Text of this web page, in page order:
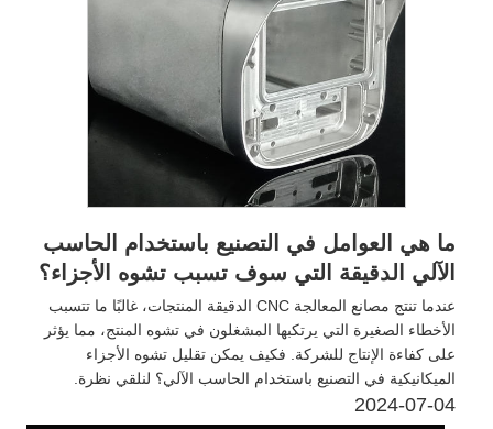
ما هي العوامل في التصنيع باستخدام الحاسب
الآلي الدقيقة التي سوف تسبب تشوه الأجزاء؟
عندما تنتج مصانع المعالجة CNC الدقيقة المنتجات، غالبًا ما تتسبب
الأخطاء الصغيرة التي يرتكبها المشغلون في تشوه المنتج، مما يؤثر
على كفاءة الإنتاج للشركة. فكيف يمكن تقليل تشوه الأجزاء
الميكانيكية في التصنيع باستخدام الحاسب الآلي؟ لنلقي نظرة.
2024-07-04